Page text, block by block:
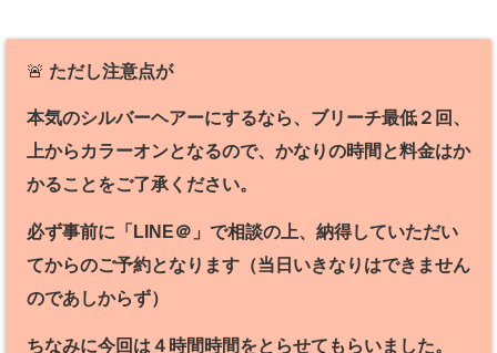
🚨 ただし注意点が
本気のシルバーヘアーにするなら、ブリーチ最低２回、
上からカラーオンとなるので、かなりの時間と料金はか
かることをご了承ください。
必ず事前に「LINE＠」で相談の上、納得していただい
てからのご予約となります（当日いきなりはできません
のであしからず）
ちなみに今回は４時間時間をとらせてもらいました。